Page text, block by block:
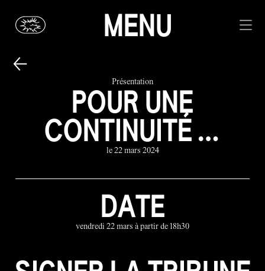
MENU
Présentation
POUR UNE
CONTINUITÉ …
le 22 mars 2024
DATE
vendredi 22 mars à partir de 18h30